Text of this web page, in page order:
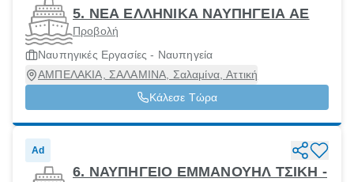
5. ΝΕΑ ΕΛΛΗΝΙΚΑ ΝΑΥΠΗΓΕΙΑ ΑΕ
Προβολή
Ναυπηγικές Εργασίες - Ναυπηγεία
ΑΜΠΕΛΑΚΙΑ, ΣΑΛΑΜΙΝΑ, Σαλαμίνα, Αττική
Κάλεσε Τώρα
Ad
6. ΝΑΥΠΗΓΕΙΟ ΕΜΜΑΝΟΥΗΛ ΤΣΙΚΗ -